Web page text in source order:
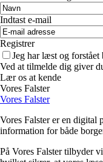
Indtast e-mail
Registrer
Jeg har læst og
Ved at tilmelde dig giver
Lær os at kende
Vores Falster
Vores Falster
Vores Falster er en
information for både
På Vores Falster tilbyder